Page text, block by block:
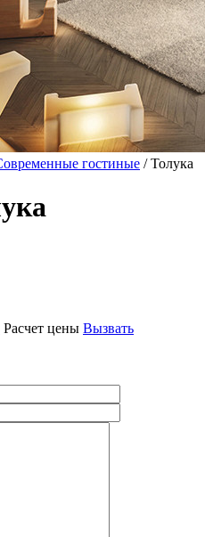
гостиные / Толука
Расчет цены Вызвать